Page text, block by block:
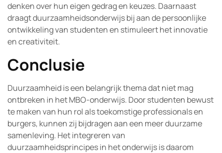
denken over hun eigen gedrag en keuzes. Daarnaast
draagt duurzaamheidsonderwijs bij aan de persoonlijke
ontwikkeling van studenten en stimuleert het innovatie
en creativiteit.
Conclusie
Duurzaamheid is een belangrijk thema dat niet mag
ontbreken in het MBO-onderwijs. Door studenten bewust
te maken van hun rol als toekomstige professionals en
burgers, kunnen zij bijdragen aan een meer duurzame
samenleving. Het integreren van
duurzaamheidsprincipes in het onderwijs is daarom